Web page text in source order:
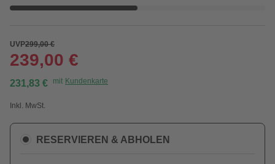
UVP299,00 €
239,00 €
231,83 € mit Kundenkarte
Inkl. MwSt.
RESERVIEREN & ABHOLEN